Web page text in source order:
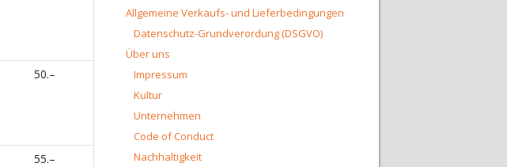
50.–
55.–
Allgemeine Verkaufs- und Lieferbedingungen
Datenschutz-Grundverordung (DSGVO)
Über uns
Impressum
Kultur
Unternehmen
Code of Conduct
Nachhaltigkeit